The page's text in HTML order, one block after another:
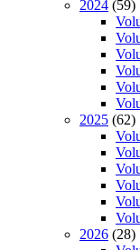
2024 (59)
2025 (62)
2026 (28)